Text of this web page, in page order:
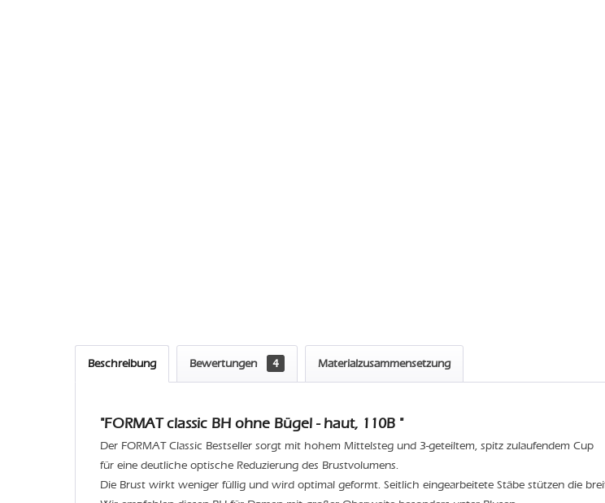
Beschreibung Bewertungen 4 Materialzusammensetzung
"FORMAT classic BH ohne Bügel - haut, 110B "
Der FORMAT Classic Bestseller sorgt mit hohem Mittelsteg und 3-geteiltem, spitz zulaufendem Cup
für eine deutliche optische Reduzierung des Brustvolumens.
Die Brust wirkt weniger füllig und wird optimal geformt. Seitlich eingearbeitete Stäbe stützen die